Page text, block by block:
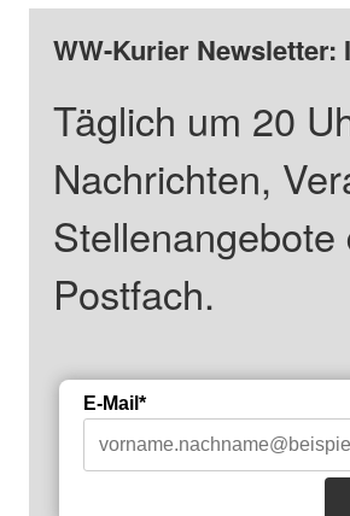
WW-Kurier
Täglich um 20
Nachrichten,
Postfach.
E-Mail*